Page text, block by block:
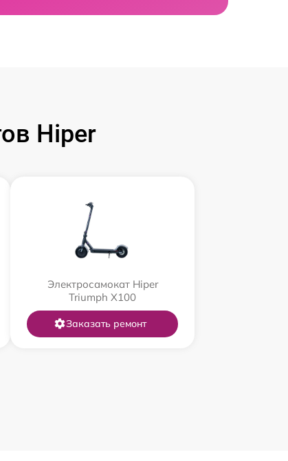
Hiper
Электросамокат Hiper
Triumph X100
Заказать ремонт